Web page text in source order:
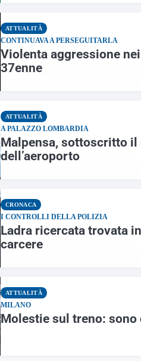
ATTUALITÀ
CONTINUAVA A PERSEGUITARLA
Violenta aggressione
37enne
ATTUALITÀ
A PALAZZO LOMBARDIA
Malpensa, sottoscritto
dell’aeroporto
CRONACA
I CONTROLLI DELLA POLIZIA
Ladra ricercata trovata
carcere
ATTUALITÀ
MILANO
Molestie sul treno: